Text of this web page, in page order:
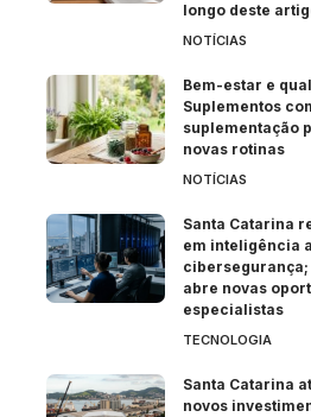
longo deste
NOTÍCIAS
Bem-estar e
Suplementos
suplementação
novas rotinas
NOTÍCIAS
Santa Catarina
em inteligência
cibersegurança;
abre novas
especialistas
TECNOLOGIA
Santa Catarina
novos